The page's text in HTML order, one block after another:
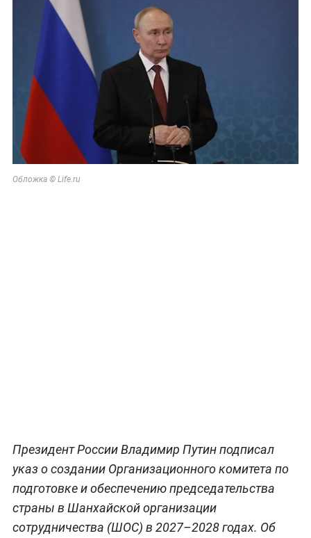
Обложка © Life.ru
Президент России Владимир Путин подписал
указ о создании Организационного комитета по
подготовке и обеспечению председательства
страны в Шанхайской организации
сотрудничества (ШОС) в 2027–2028 годах. Об